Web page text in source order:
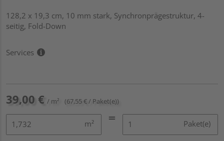
128,2 x 19,3 cm, 10 mm stark, Synchronprägestruktur, 4-
seitig, Fold-Down
Services
39,00 € / m² (67,55 € / Paket(e))
m² Paket(e)